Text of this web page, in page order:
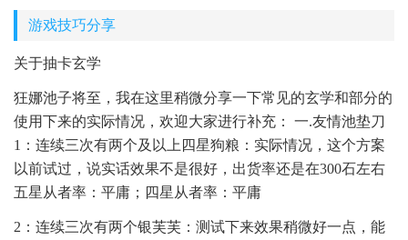
游戏技巧分享
关于抽卡玄学
狂娜池子将至，我在这里稍微分享一下常见的玄学和部分的
使用下来的实际情况，欢迎大家进行补充： 一.友情池垫刀
1：连续三次有两个及以上四星狗粮：实际情况，这个方案
以前试过，说实话效果不是很好，出货率还是在300石左右
五星从者率：平庸；四星从者率：平庸
2：连续三次有两个银芙芙：测试下来效果稍微好一点，能